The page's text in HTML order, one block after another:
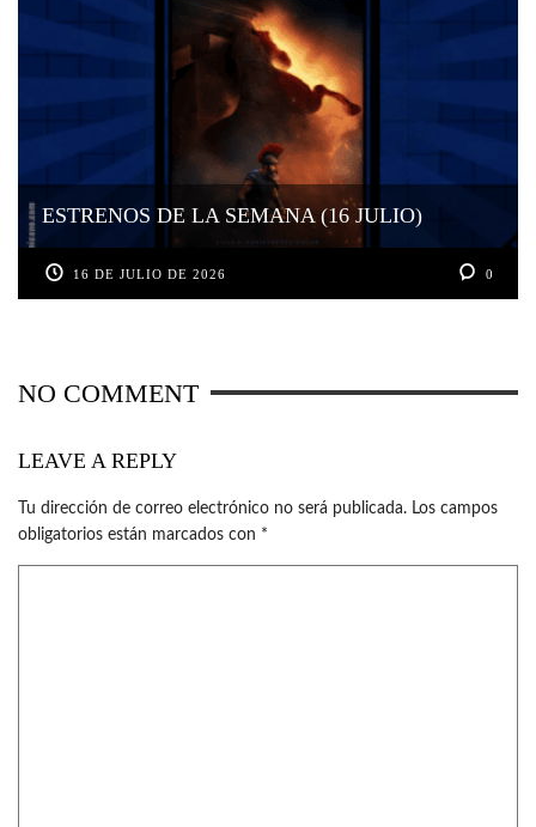
ESTRENOS DE LA SEMANA (16 JULIO)
16 DE JULIO DE 2026 0
NO COMMENT
LEAVE A REPLY
Tu dirección de correo electrónico no será publicada. Los campos
obligatorios están marcados con *